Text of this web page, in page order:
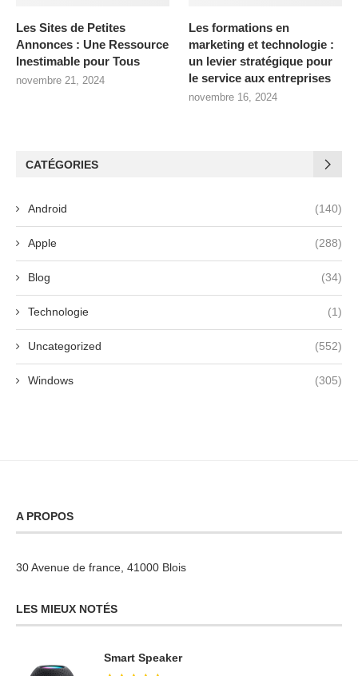
Les Sites de Petites
Annonces : Une Ressource
Inestimable pour Tous
novembre 21, 2024
Les formations en
marketing et technologie :
un levier stratégique pour
le service aux entreprises
novembre 16, 2024
CATÉGORIES
Android (140)
Apple (288)
Blog (34)
Technologie (1)
Uncategorized (552)
Windows (305)
A PROPOS
30 Avenue de france, 41000 Blois
LES MIEUX NOTÉS
Smart Speaker